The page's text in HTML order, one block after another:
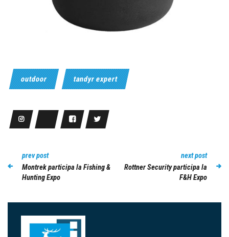
outdoor tandyr expert
prev post
Montrek participa la Fishing &
Hunting Expo
next post
Rottner Security participa la
F&H Expo